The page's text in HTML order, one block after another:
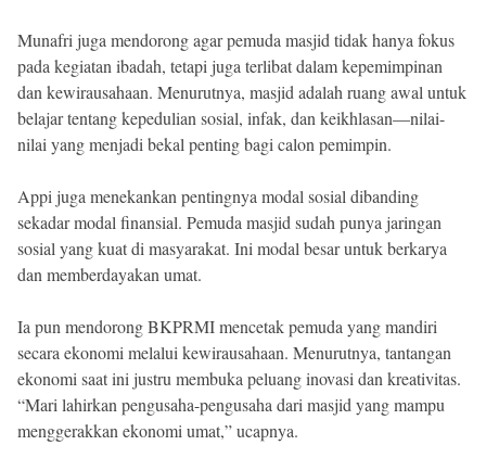
Munafri juga mendorong agar pemuda masjid tidak hanya fokus
pada kegiatan ibadah, tetapi juga terlibat dalam kepemimpinan
dan kewirausahaan. Menurutnya, masjid adalah ruang awal untuk
belajar tentang kepedulian sosial, infak, dan keikhlasan—nilai-
nilai yang menjadi bekal penting bagi calon pemimpin.
Appi juga menekankan pentingnya modal sosial dibanding
sekadar modal finansial. Pemuda masjid sudah punya jaringan
sosial yang kuat di masyarakat. Ini modal besar untuk berkarya
dan memberdayakan umat.
Ia pun mendorong BKPRMI mencetak pemuda yang mandiri
secara ekonomi melalui kewirausahaan. Menurutnya, tantangan
ekonomi saat ini justru membuka peluang inovasi dan kreativitas.
“Mari lahirkan pengusaha-pengusaha dari masjid yang mampu
menggerakkan ekonomi umat,” ucapnya.